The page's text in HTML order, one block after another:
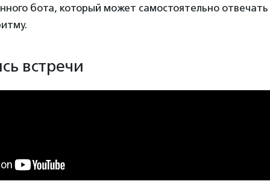
бота, который может самостоятельно
встречи